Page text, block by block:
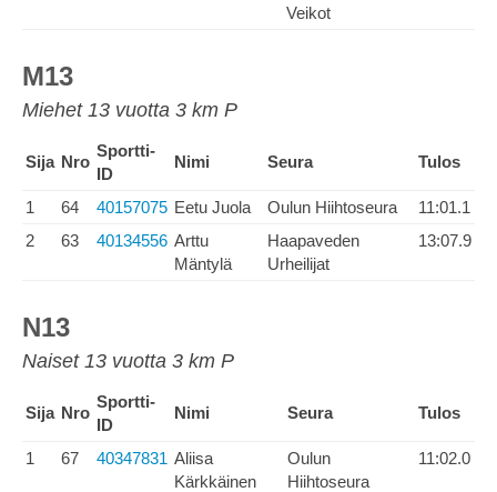
Veikot
M13
Miehet 13 vuotta 3 km P
Sija Nro
Sportti-
ID
Nimi Seura Tulos
1 64 40157075 Eetu Juola Oulun Hiihtoseura
11:01.1
2
63 40134556 Arttu
Mäntylä
Haapaveden
Urheilijat
13:07.9
N13
Naiset 13 vuotta 3 km P
Sija Nro
Sportti-
ID
Nimi Seura Tulos
1 67 40347831 Aliisa
Kärkkäinen
Oulun
Hiihtoseura
11:02.0